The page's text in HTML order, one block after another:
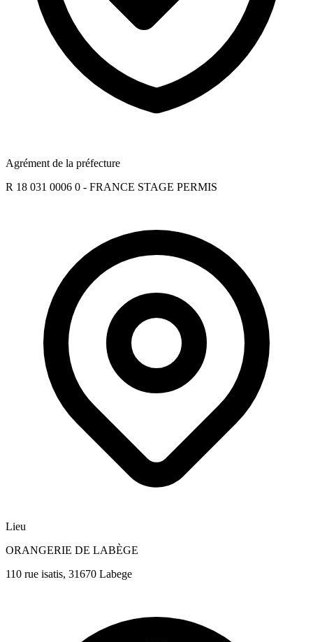
Agrément de la préfecture
R 18 031 0006 0 - FRANCE STAGE PERMIS
Lieu
ORANGERIE DE LABÈGE
110 rue isatis, 31670 Labege